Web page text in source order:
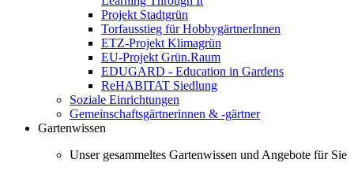
Projekt Stadtgrün
Torfausstieg für HobbygärtnerInnen
ETZ-Projekt Klimagrün
EU-Projekt Grün.Raum
EDUGARD - Education in Gardens
ReHABITAT Siedlung
Soziale Einrichtungen
Gemeinschaftsgärtnerinnen & -gärtner
Gartenwissen
Unser gesammeltes Gartenwissen und Angebote für Sie